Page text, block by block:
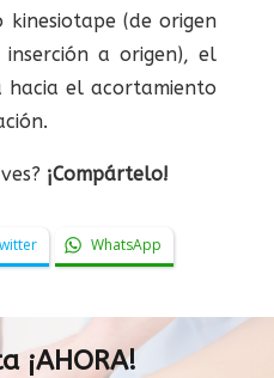
kinesiotape (de origen
a origen), el
hacia el acortamiento
¡Compártelo!
WhatsApp
¡AHORA!